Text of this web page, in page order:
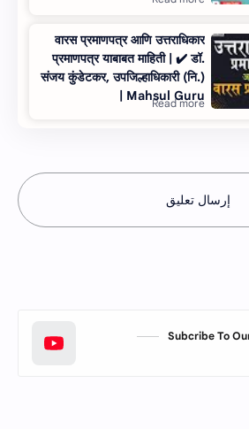
वारस प्रमाणपत्र आणि उत्तराधिकार
प्रमाणपत्र याबाबत माहिती | ✔️ डॉ.
संजय कुंडेटकर, उपजिल्हाधिकारी (नि.)
| Mahsul Guru
إرسال تعليق
Subcribe To